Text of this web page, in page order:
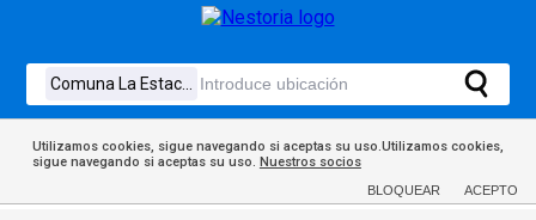
Utilizamos cookies, sigue navegando si aceptas su uso.Utilizamos cookies,
sigue navegando si aceptas su uso. Nuestros socios
BLOQUEAR ACEPTO